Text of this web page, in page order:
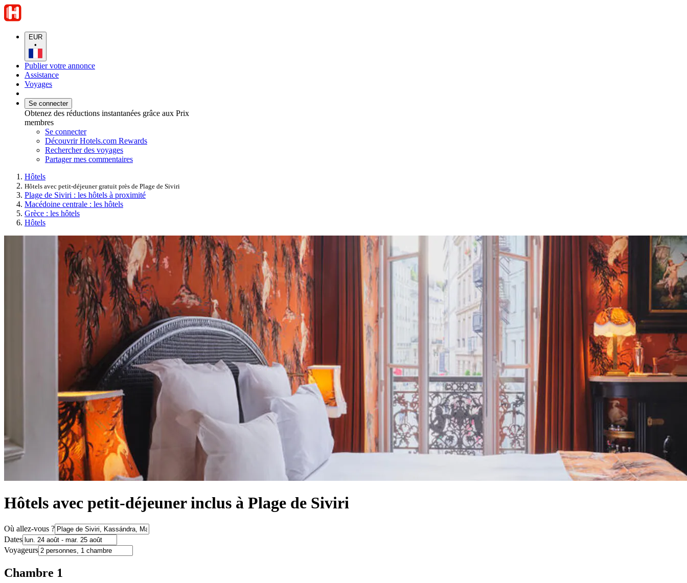
EUR
•
Publier votre annonce
Assistance
Voyages
Se connecter
Obtenez des réductions instantanées grâce aux Prix
membres
Se connecter
Découvrir Hotels.com Rewards
Rechercher des voyages
Partager mes commentaires
Hôtels
Hôtels avec petit-déjeuner gratuit près de Plage de Siviri
Plage de Siviri : les hôtels à proximité
Macédoine centrale : les hôtels
Grèce : les hôtels
Hôtels
Hôtels avec petit-déjeuner inclus à Plage de Siviri
Où allez-vous ?
Dates
Voyageurs
Chambre 1